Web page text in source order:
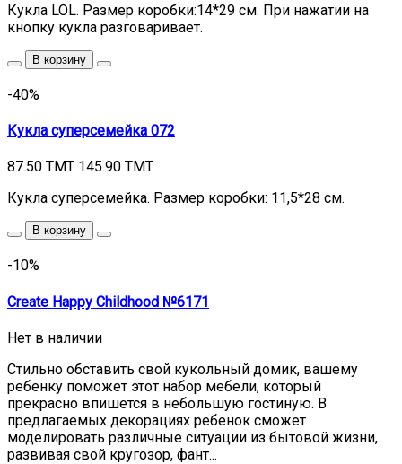
Кукла LOL. Размер коробки:14*29 см. При нажатии на
кнопку кукла разговаривает.
В корзину
-40%
Кукла суперсемейка 072
87.50 TMT 145.90 TMT
Кукла суперсемейка. Размер коробки: 11,5*28 см.
В корзину
-10%
Create Happy Childhood №6171
Нет в наличии
Стильно обставить свой кукольный домик, вашему
ребенку поможет этот набор мебели, который
прекрасно впишется в небольшую гостиную. В
предлагаемых декорациях ребенок сможет
моделировать различные ситуации из бытовой жизни,
развивая свой кругозор, фант...